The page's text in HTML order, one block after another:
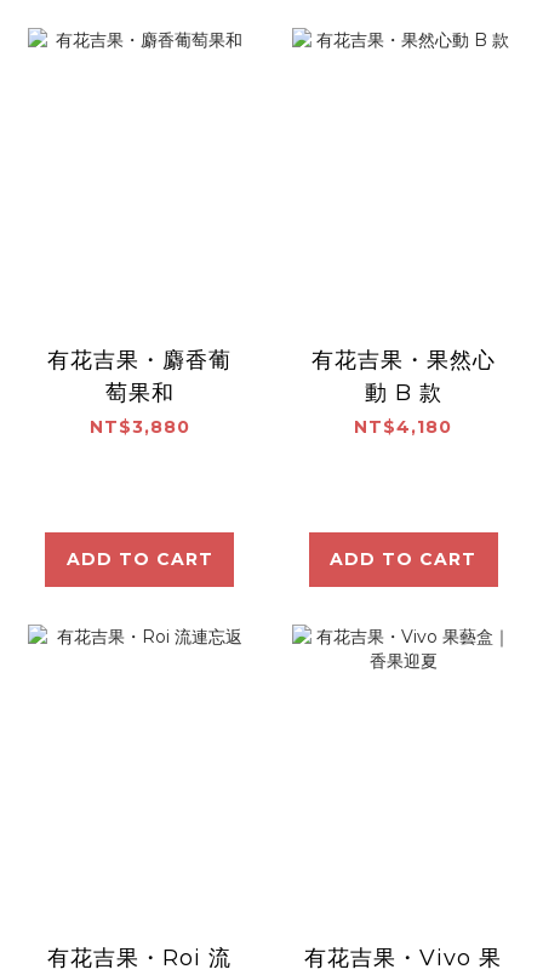
有花吉果・麝香葡
萄果和
NT$3,880
ADD TO CART
有花吉果・果然心
動 B 款
NT$4,180
ADD TO CART
有花吉果・Roi 流
有花吉果・Vivo 果